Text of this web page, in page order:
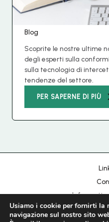
Blog
Scoprite le nostre ultime
degli esperti sulla
sulla tecnologia di
tendenze del settore.
PER SAPERNE DI PIÙ
Usiamo i cookie per fornirti la
navigazione sul nostro sito